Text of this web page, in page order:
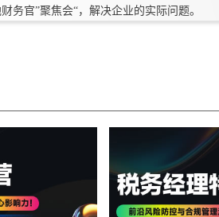
务官”聚焦会“，解决企业的实际问题。